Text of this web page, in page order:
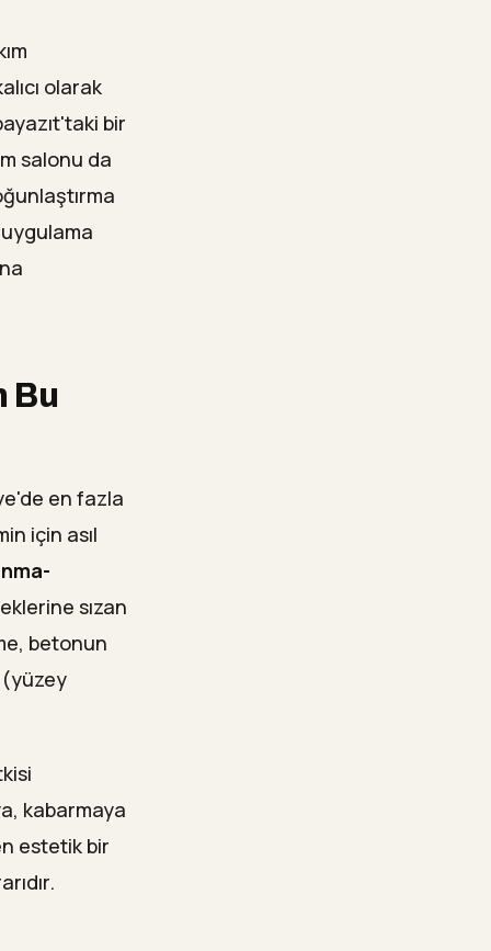
olarak
bir
salonu da
Bu
en fazla
için asıl
sızan
betonun
kabarmaya
estetik bir